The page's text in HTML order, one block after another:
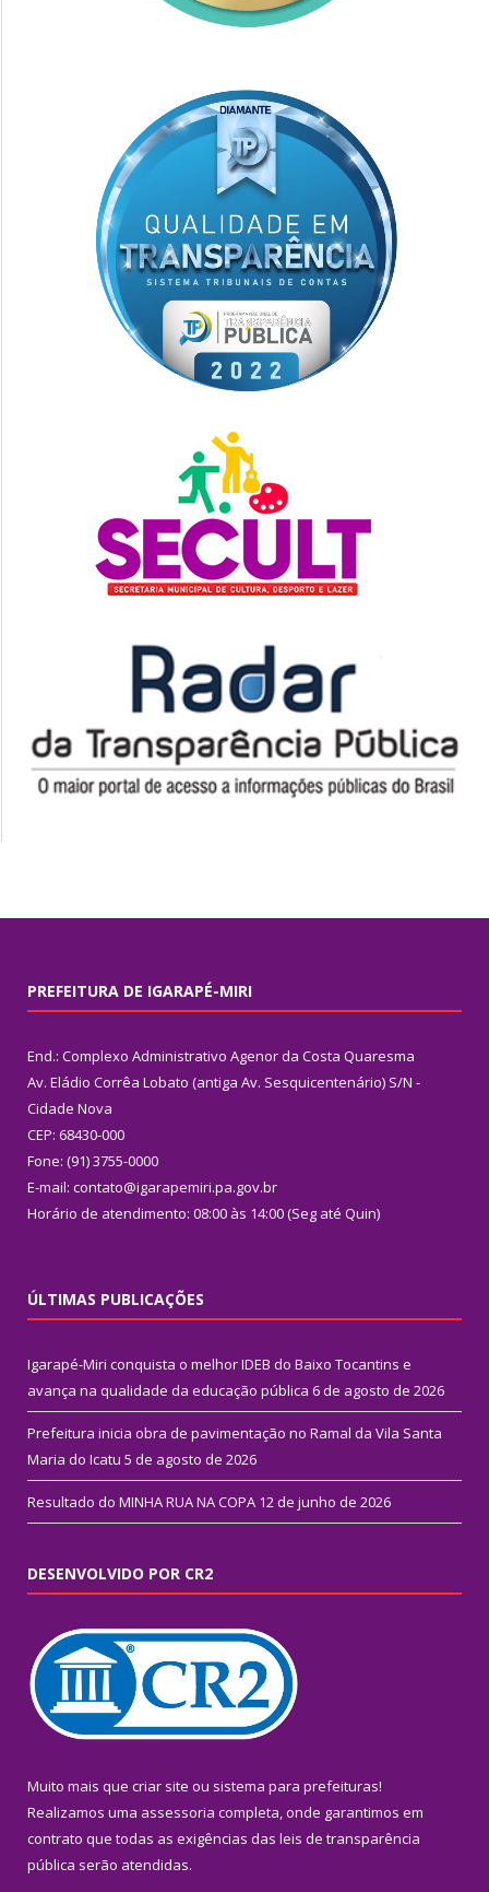
PREFEITURA DE IGARAPÉ-MIRI
End.: Complexo Administrativo Agenor da Costa Quaresma
Av. Eládio Corrêa Lobato (antiga Av. Sesquicentenário) S/N -
Cidade Nova
CEP: 68430-000
Fone: (91) 3755-0000
E-mail: contato@igarapemiri.pa.gov.br
Horário de atendimento: 08:00 às 14:00 (Seg até Quin)
ÚLTIMAS PUBLICAÇÕES
Igarapé-Miri conquista o melhor IDEB do Baixo Tocantins e
avança na qualidade da educação pública 6 de agosto de 2026
Prefeitura inicia obra de pavimentação no Ramal da Vila Santa
Maria do Icatu 5 de agosto de 2026
Resultado do MINHA RUA NA COPA 12 de junho de 2026
DESENVOLVIDO POR CR2
Muito mais que criar site ou sistema para prefeituras!
Realizamos uma assessoria completa, onde garantimos em
contrato que todas as exigências das leis de transparência
pública serão atendidas.